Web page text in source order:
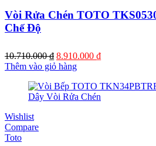
Vòi Rửa Chén TOTO
Chế Độ
10.710.000₫ Giá
gốc
10.710.000 ₫.
8.910.000 ₫Giá
là:
8.910.000 ₫.
Thêm vào giỏ hàng
Wishlist
Compare
Toto